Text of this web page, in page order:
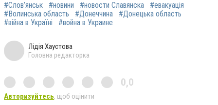
#Слов’янськ #новини #новости Славянска
#евакуація
#Волинська область
#Донеччина
#Донецька область
#війна в Україні
#война в Украине
Лідія Хаустова
Головна редакторка
0,0
Авторизуйтесь, щоб оцінити